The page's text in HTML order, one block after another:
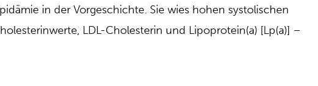
in der Vorgeschichte. Sie wies hohen systolischen
LDL-Cholesterin und Lipoprotein(a) [Lp(a)] –